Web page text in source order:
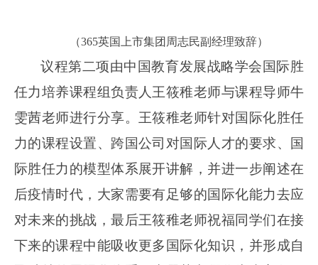
（365英国上市集团周志民副经理致辞）
议程第二项由中国教育发展战略学会国际胜
任力培养课程组负责人王筱稚老师与课程导师牛
雯茜老师进行分享。王筱稚老师针对国际化胜任
力的课程设置、跨国公司对国际人才的要求、国
际胜任力的模型体系展开讲解，并进一步阐述在
后疫情时代，大家需要有足够的国际化能力去应
对未来的挑战，最后王筱稚老师祝福同学们在接
下来的课程中能吸收更多国际化知识，并形成自